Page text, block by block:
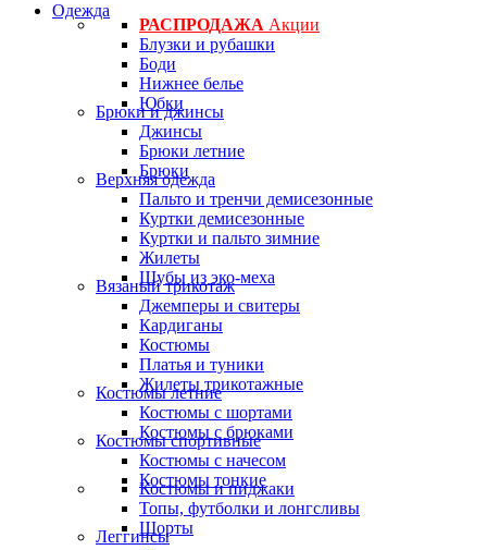
Одежда
РАСПРОДАЖА Акции
Блузки и рубашки
Боди
Нижнее белье
Юбки
Брюки и джинсы
Джинсы
Брюки летние
Брюки
Верхняя одежда
Пальто и тренчи демисезонные
Куртки демисезонные
Куртки и пальто зимние
Жилеты
Шубы из эко-меха
Вязаный трикотаж
Джемперы и свитеры
Кардиганы
Костюмы
Платья и туники
Жилеты трикотажные
Костюмы летние
Костюмы с шортами
Костюмы с брюками
Костюмы спортивные
Костюмы с начесом
Костюмы тонкие
Костюмы и пиджаки
Топы, футболки и лонгсливы
Шорты
Леггинсы